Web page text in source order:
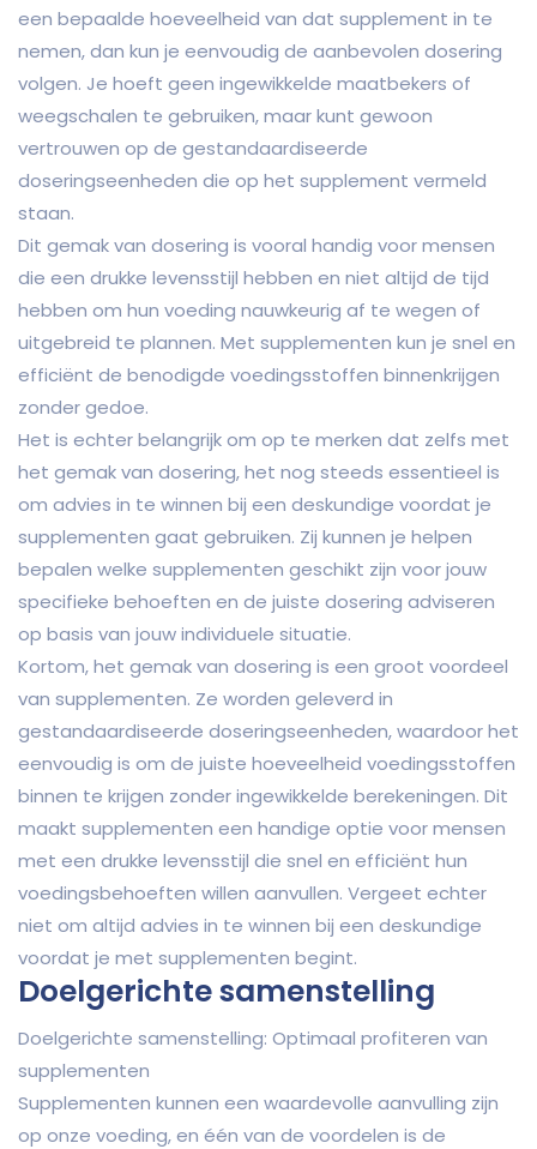
een bepaalde hoeveelheid van dat supplement in te
nemen, dan kun je eenvoudig de aanbevolen dosering
volgen. Je hoeft geen ingewikkelde maatbekers of
weegschalen te gebruiken, maar kunt gewoon
vertrouwen op de gestandaardiseerde
doseringseenheden die op het supplement vermeld
staan.
Dit gemak van dosering is vooral handig voor mensen
die een drukke levensstijl hebben en niet altijd de tijd
hebben om hun voeding nauwkeurig af te wegen of
uitgebreid te plannen. Met supplementen kun je snel en
efficiënt de benodigde voedingsstoffen binnenkrijgen
zonder gedoe.
Het is echter belangrijk om op te merken dat zelfs met
het gemak van dosering, het nog steeds essentieel is
om advies in te winnen bij een deskundige voordat je
supplementen gaat gebruiken. Zij kunnen je helpen
bepalen welke supplementen geschikt zijn voor jouw
specifieke behoeften en de juiste dosering adviseren
op basis van jouw individuele situatie.
Kortom, het gemak van dosering is een groot voordeel
van supplementen. Ze worden geleverd in
gestandaardiseerde doseringseenheden, waardoor het
eenvoudig is om de juiste hoeveelheid voedingsstoffen
binnen te krijgen zonder ingewikkelde berekeningen. Dit
maakt supplementen een handige optie voor mensen
met een drukke levensstijl die snel en efficiënt hun
voedingsbehoeften willen aanvullen. Vergeet echter
niet om altijd advies in te winnen bij een deskundige
voordat je met supplementen begint.
Doelgerichte samenstelling
Doelgerichte samenstelling: Optimaal profiteren van
supplementen
Supplementen kunnen een waardevolle aanvulling zijn
op onze voeding, en één van de voordelen is de